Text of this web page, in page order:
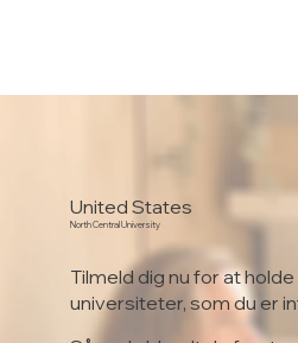
United States
North Central University
Tilmeld dig nu for at
universiteter, som du er